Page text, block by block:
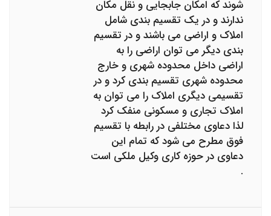
شوند که امکان جابجایی و نقل مکان
ندارند و در یک تقسیم بندی شامل
املاک و اراضی می باشند و در تقسیم
بندی دیگر می توان اراضی را به
اراضی داخل محدوده شهری و خارج
محدوده شهری تقسیم بندی کرد و در
تقسیمی دیگری املاک را می توان به
املاک تجاری و مسکونی منفک کرد
لذا دعاوی مختلفی در رابطه با تقسیم
فوق مطرح می شود که تمام این
دعاوی در حوزه کاری وکیل ملکی است
.